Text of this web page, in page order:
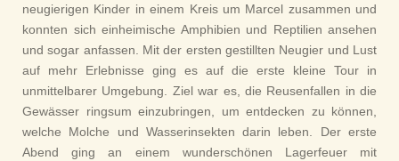
neugierigen Kinder in einem Kreis um Marcel zusammen und
konnten sich einheimische Amphibien und Reptilien ansehen
und sogar anfassen. Mit der ersten gestillten Neugier und Lust
auf mehr Erlebnisse ging es auf die erste kleine Tour in
unmittelbarer Umgebung. Ziel war es, die Reusenfallen in die
Gewässer ringsum einzubringen, um entdecken zu können,
welche Molche und Wasserinsekten darin leben. Der erste
Abend ging an einem wunderschönen Lagerfeuer mit